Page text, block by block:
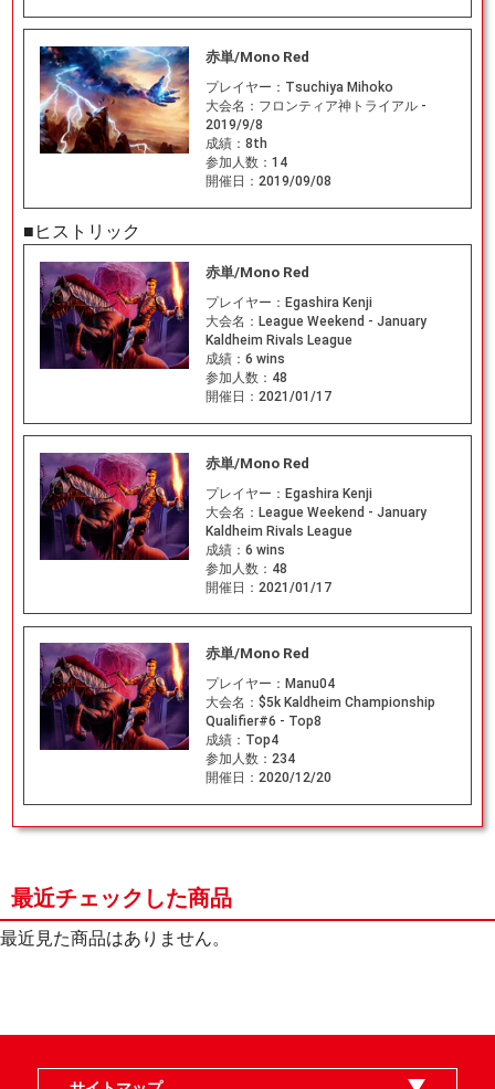
赤単/Mono Red
プレイヤー： Tsuchiya Mihoko
大会名： フロンティア神トライアル -
2019/9/8
成績： 8th
参加人数： 14
開催日： 2019/09/08
■ヒストリック
赤単/Mono Red
プレイヤー： Egashira Kenji
大会名： League Weekend - January
Kaldheim Rivals League
成績： 6 wins
参加人数： 48
開催日： 2021/01/17
赤単/Mono Red
プレイヤー： Egashira Kenji
大会名： League Weekend - January
Kaldheim Rivals League
成績： 6 wins
参加人数： 48
開催日： 2021/01/17
赤単/Mono Red
プレイヤー： Manu04
大会名： $5k Kaldheim Championship
Qualifier#6 - Top8
成績： Top4
参加人数： 234
開催日： 2020/12/20
最近チェックした商品
最近見た商品はありません。